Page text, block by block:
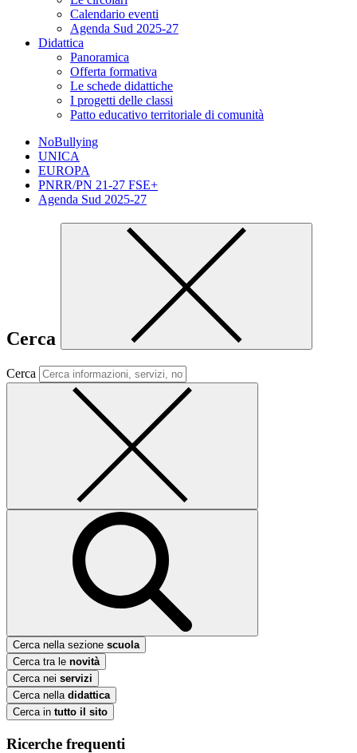
Calendario eventi
Agenda Sud 2025-27
Didattica
Panoramica
Offerta formativa
Le schede didattiche
I progetti delle classi
Patto educativo territoriale di comunità
NoBullying
UNICA
EUROPA
PNRR/PN 21-27 FSE+
Agenda Sud 2025-27
Cerca
Cerca
Cerca nella sezione scuola
Cerca tra le novità
Cerca nei servizi
Cerca nella didattica
Cerca in tutto il sito
Ricerche frequenti